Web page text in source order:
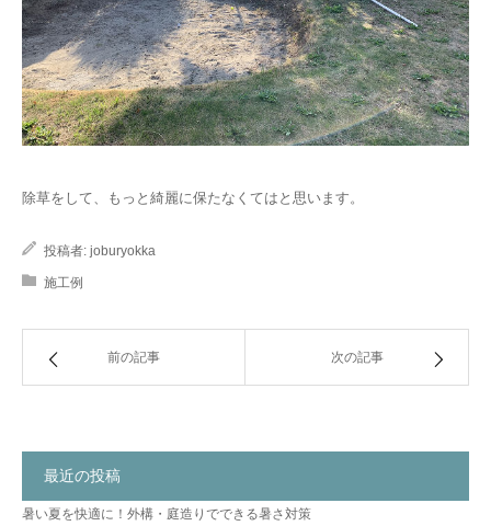
除草をして、もっと綺麗に保たなくてはと思います。
投稿者: joburyokka
施工例
前の記事 次の記事
最近の投稿
暑い夏を快適に！外構・庭造りでできる暑さ対策